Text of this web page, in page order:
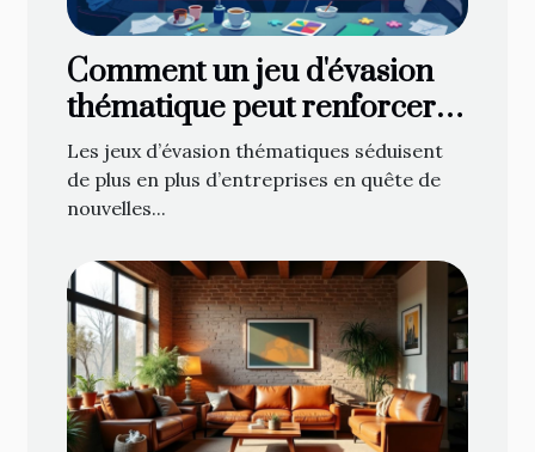
Comment un jeu d'évasion
thématique peut renforcer
l'esprit d'équipe ?
Les jeux d’évasion thématiques séduisent
de plus en plus d’entreprises en quête de
nouvelles...